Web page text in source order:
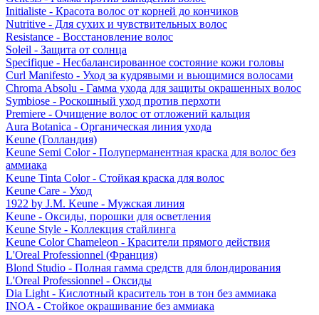
Initialiste - Красота волос от корней до кончиков
Nutritive - Для сухих и чувствительных волос
Resistance - Восстановление волос
Soleil - Защита от солнца
Specifique - Несбалансированное состояние кожи головы
Curl Manifesto - Уход за кудрявыми и вьющимися волосами
Chroma Absolu - Гамма ухода для защиты окрашенных волос
Symbiose - Роскошный уход против перхоти
Premiere - Очищение волос от отложений кальция
Aura Botanica - Органическая линия ухода
Keune (Голландия)
Keune Semi Color - Полуперманентная краска для волос без
аммиака
Keune Tinta Color - Стойкая краска для волос
Keune Care - Уход
1922 by J.M. Keune - Мужская линия
Keune - Оксиды, порошки для осветления
Keune Style - Коллекция стайлинга
Keune Color Chameleon - Красители прямого действия
L'Oreal Professionnel (Франция)
Blond Studio - Полная гамма средств для блондирования
L'Oreal Professionnel - Оксиды
Dia Light - Кислотный краситель тон в тон без аммиака
INOA - Стойкое окрашивание без аммиака